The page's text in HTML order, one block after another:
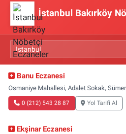
İstanbul Bakırköy
Banu Eczanesi
Osmaniye Mahallesi, Adalet Sokak,
0 (212) 543 28 87 Yol Tarifi Al
Ekşinar Eczanesi